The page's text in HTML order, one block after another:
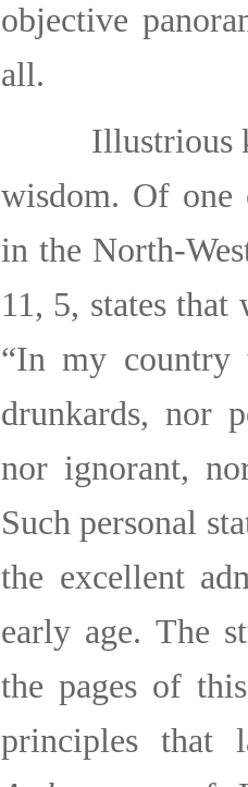
objective
all.
Illustrious
wisdom. Of one
in the North-
11, 5, states
“In my country
drunkards, nor
nor ignorant,
Such personal
the excellent
early age. The
the pages of
principles that